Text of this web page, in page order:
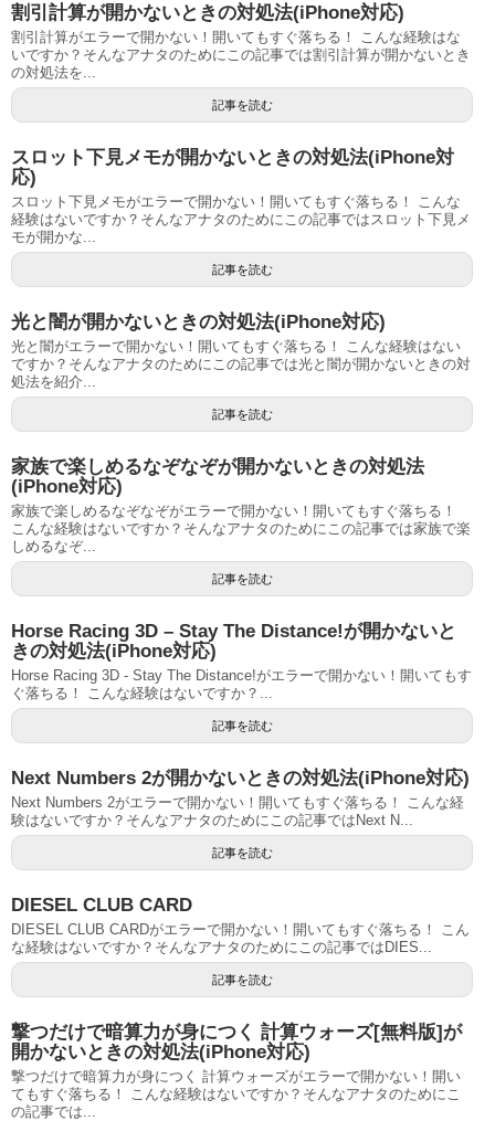
割引計算が開かないときの対処法(iPhone対応)
割引計算がエラーで開かない！開いてもすぐ落ちる！ こんな経験はな
いですか？そんなアナタのためにこの記事では割引計算が開かないとき
の対処法を...
記事を読む
スロット下見メモが開かないときの対処法(iPhone対
応)
スロット下見メモがエラーで開かない！開いてもすぐ落ちる！ こんな
経験はないですか？そんなアナタのためにこの記事ではスロット下見メ
モが開かな...
記事を読む
光と闇が開かないときの対処法(iPhone対応)
光と闇がエラーで開かない！開いてもすぐ落ちる！ こんな経験はない
ですか？そんなアナタのためにこの記事では光と闇が開かないときの対
処法を紹介...
記事を読む
家族で楽しめるなぞなぞが開かないときの対処法
(iPhone対応)
家族で楽しめるなぞなぞがエラーで開かない！開いてもすぐ落ちる！
こんな経験はないですか？そんなアナタのためにこの記事では家族で楽
しめるなぞ...
記事を読む
Horse Racing 3D – Stay The Distance!が開かないと
きの対処法(iPhone対応)
Horse Racing 3D - Stay The Distance!がエラーで開かない！開いてもす
ぐ落ちる！ こんな経験はないですか？...
記事を読む
Next Numbers 2が開かないときの対処法(iPhone対応)
Next Numbers 2がエラーで開かない！開いてもすぐ落ちる！ こんな経
験はないですか？そんなアナタのためにこの記事ではNext N...
記事を読む
DIESEL CLUB CARD
DIESEL CLUB CARDがエラーで開かない！開いてもすぐ落ちる！ こん
な経験はないですか？そんなアナタのためにこの記事ではDIES...
記事を読む
撃つだけで暗算力が身につく 計算ウォーズ[無料版]が
開かないときの対処法(iPhone対応)
撃つだけで暗算力が身につく 計算ウォーズがエラーで開かない！開い
てもすぐ落ちる！ こんな経験はないですか？そんなアナタのためにこ
の記事では...